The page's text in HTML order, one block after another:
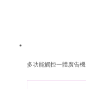
多功能觸控一體廣告機